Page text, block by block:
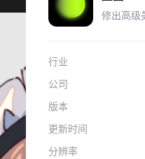
修出高级
行业
公司
版本
更新时间
分辨率